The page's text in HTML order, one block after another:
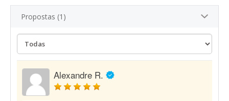
Propostas (1)
Alexandre R.